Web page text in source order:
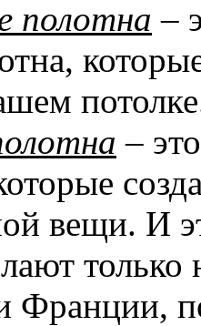
полотна –
–
вещи. И
Франции,